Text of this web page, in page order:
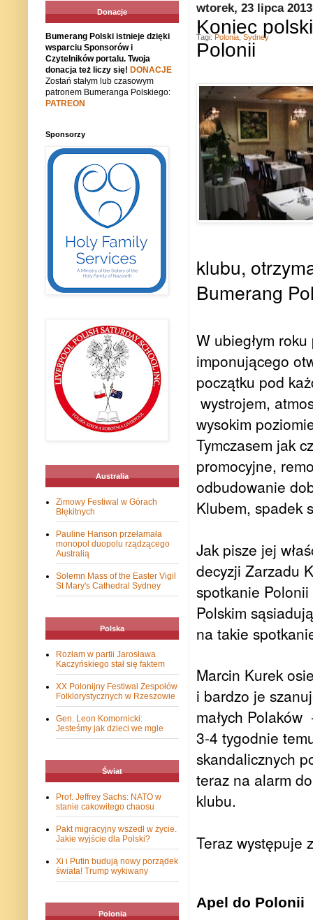
wtorek, 23 lipca 2013
Koniec
Polonii
klubu,
Bumerang
W ubiegłym
imponującego
początku pod
wystrojem,
wysokim
Tymczasem jak
promocyjne,
odbudowanie
Klubem, spadek
Jak pisze jej
decyzji Zarzadu
spotkanie
Polskim
na takie
Marcin Kurek
i bardzo je
małych Polaków
3-4 tygodnie
skandalicznych
teraz na alarm
klubu.
Teraz występuje
Apel do Polonii
Tagi: Polonia Sydney
Donacje
Bumerang Polski istnieje dzięki
wsparciu Sponsorów i
Czytelników portalu. Twoja
donacja też liczy się! DONACJE
Zostań stałym lub czasowym
patronem Bumeranga Polskiego:
PATREON
Sponsorzy
Australia
Zimowy Festiwal w Górach
Błękitnych
Pauline Hanson przełamała
monopol duopolu rządzącego
Australią
Solemn Mass of the Easter Vigil
St Mary's Cathedral Sydney
Polska
Rozłam w partii Jarosława
Kaczyńskiego stał się faktem
XX Polonijny Festiwal Zespołów
Folklorystycznych w Rzeszowie
Gen. Leon Komornicki:
Jesteśmy jak dzieci we mgle
Świat
Prof. Jeffrey Sachs: NATO w
stanie cakowitego chaosu
Pakt migracyjny wszedł w życie.
Jakie wyjście dla Polski?
Xi i Putin budują nowy porządek
świata! Trump wykiwany
Polonia